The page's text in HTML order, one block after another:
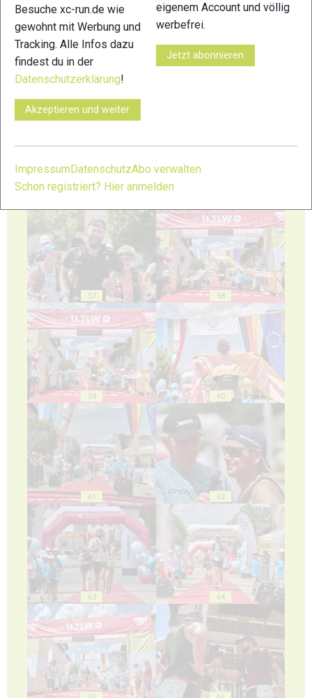
57 58
59 60
61 62
63 64
Besuche xc-run.de wie
gewohnt mit Werbung und
Tracking. Alle Infos dazu
findest du in der
Datenschutzerklärung!
Akzeptieren und weiter
eigenem Account und völlig
werbefrei.
Jetzt abonnieren
ImpressumDatenschutzAbo verwalten
Schon registriert? Hier anmelden